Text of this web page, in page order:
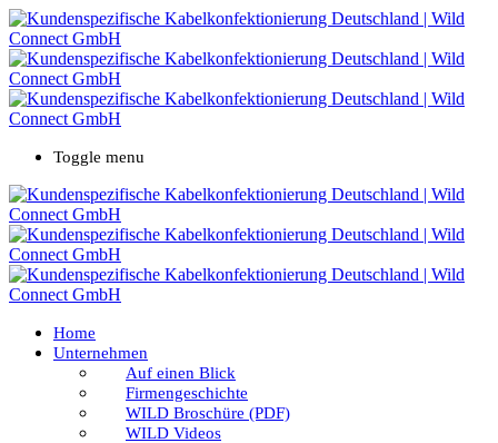
Toggle menu
Home
Unternehmen
Auf einen Blick
Firmengeschichte
WILD Broschüre (PDF)
WILD Videos